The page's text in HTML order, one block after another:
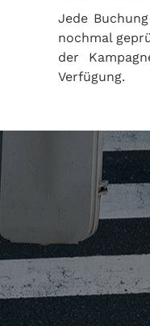
Jede
nochmal
der
Verfügung.